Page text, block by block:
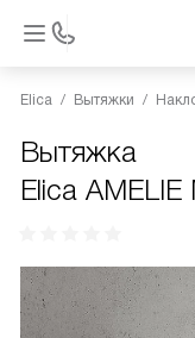
Elica Вытяжки
Вытяжка
Elica